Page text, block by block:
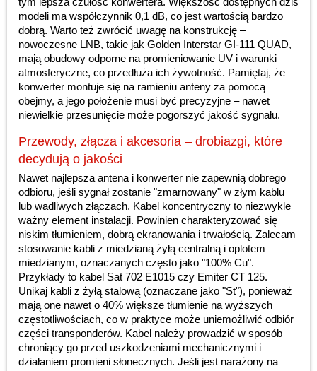
modeli ma współczynnik 0,1 dB, co jest wartością bardzo
dobrą. Warto też zwrócić uwagę na konstrukcję –
nowoczesne LNB, takie jak Golden Interstar GI-111 QUAD,
mają obudowy odporne na promieniowanie UV i warunki
atmosferyczne, co przedłuża ich żywotność. Pamiętaj, że
konwerter montuje się na ramieniu anteny za pomocą
obejmy, a jego położenie musi być precyzyjne – nawet
niewielkie przesunięcie może pogorszyć jakość sygnału.
Przewody, złącza i akcesoria – drobiazgi, które
decydują o jakości
Nawet najlepsza antena i konwerter nie zapewnią dobrego
odbioru, jeśli sygnał zostanie "zmarnowany" w złym kablu
lub wadliwych złączach. Kabel koncentryczny to niezwykle
ważny element instalacji. Powinien charakteryzować się
niskim tłumieniem, dobrą ekranowania i trwałością. Zalecam
stosowanie kabli z miedzianą żyłą centralną i oplotem
miedzianym, oznaczanych często jako "100% Cu".
Przykłady to kabel Sat 702 E1015 czy Emiter CT 125.
Unikaj kabli z żyłą stalową (oznaczane jako "St"), ponieważ
mają one nawet o 40% większe tłumienie na wyższych
częstotliwościach, co w praktyce może uniemożliwić odbiór
części transponderów. Kabel należy prowadzić w sposób
chroniący go przed uszkodzeniami mechanicznymi i
działaniem promieni słonecznych. Jeśli jest narażony na